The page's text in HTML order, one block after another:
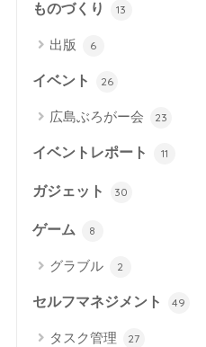
ものづくり 13
出版 6
イベント 26
広島ぶろがー会 23
イベントレポート 11
ガジェット 30
ゲーム 8
グラブル 2
セルフマネジメント 49
タスク管理 27